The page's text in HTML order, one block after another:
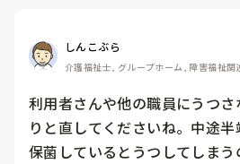
しんこぶら
介護福祉士, グループホーム, 障害福祉関
利用者さんや他の職員にうつ
りと直してくださいね。中途
保菌しているとうつしてしま